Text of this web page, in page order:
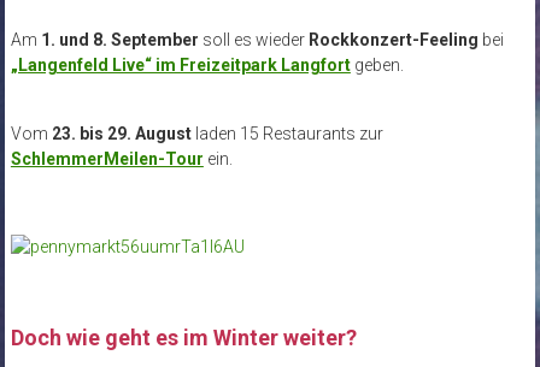
Am 1. und 8. September soll es wieder Rockkonzert-Feeling bei
„Langenfeld Live“ im Freizeitpark Langfortgeben.
Vom 23. bis 29. Augustladen 15 Restaurants zur
SchlemmerMeilen-Tour ein.
Doch wie geht es im Winter weiter?